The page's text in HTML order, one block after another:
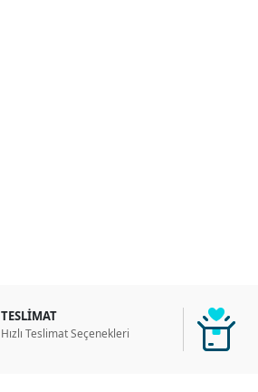
TESLİMAT
Hızlı Teslimat Seçenekleri